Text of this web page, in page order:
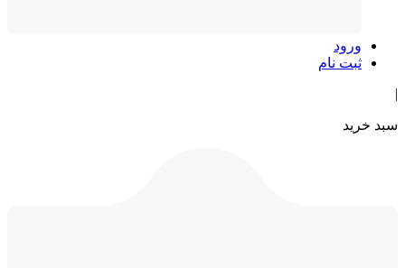
ورود
ثبت نام
سبد خرید